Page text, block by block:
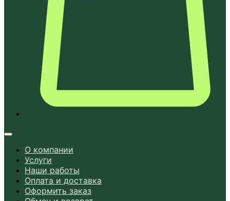
О компании
Услуги
Наши работы
Оплата и доставка
Оформить заказ